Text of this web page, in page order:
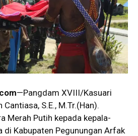
—Pangdam XVIII/Kasuari
S.E., M.Tr.(Han).
Merah Putih kepada kepala-
di Kabupaten Pegunungan Arfak